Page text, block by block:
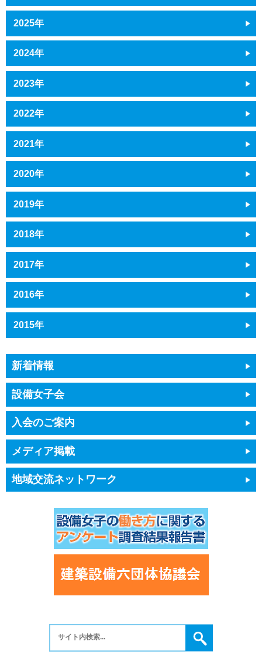
2025年
2024年
2023年
2022年
2021年
2020年
2019年
2018年
2017年
2016年
2015年
新着情報
設備女子会
入会のご案内
メディア掲載
地域交流ネットワーク